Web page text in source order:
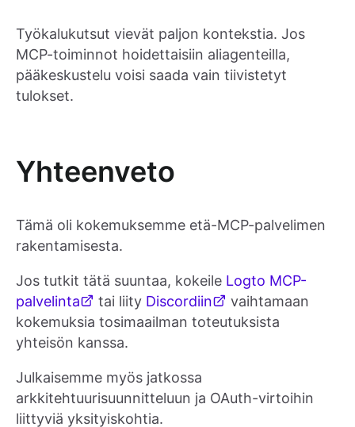
Työkalukutsut vievät paljon kontekstia. Jos
MCP-toiminnot hoidettaisiin aliagenteilla,
pääkeskustelu voisi saada vain tiivistetyt
tulokset.
Yhteenveto
Tämä oli kokemuksemme etä-MCP-palvelimen
rakentamisesta.
Jos tutkit tätä suuntaa, kokeile Logto MCP-
palvelinta
tai liity Discordiin
vaihtamaan
kokemuksia tosimaailman toteutuksista
yhteisön kanssa.
Julkaisemme myös jatkossa
arkkitehtuurisuunnitteluun ja OAuth-virtoihin
liittyviä yksityiskohtia.